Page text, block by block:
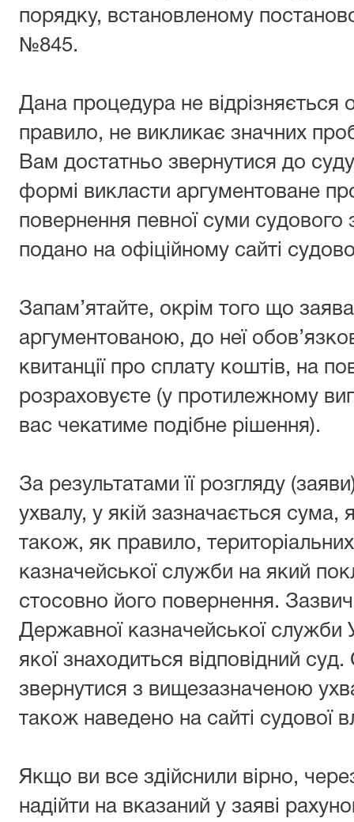
порядку, встановленому
№845.
Дана процедура не відрізняється
правило, не викликає значних
Вам достатньо звернутися до
формі викласти аргументоване
повернення певної суми судового
подано на офіційному сайті
Запам’ятайте, окрім того що
аргументованою, до неї
квитанції про сплату коштів, на
розраховуєте (у протилежному
вас чекатиме подібне рішення).
За результатами її розгляду
ухвалу, у якій зазначається сума,
також, як правило,
казначейської служби на який
стосовно його повернення.
Державної казначейської служби
якої знаходиться відповідний
звернутися з вищезазначеною
також наведено на сайті судової
Якщо ви все здійснили вірно,
надійти на вказаний у заяві